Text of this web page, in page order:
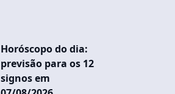
Horóscopo do dia:
previsão para os 12
signos em